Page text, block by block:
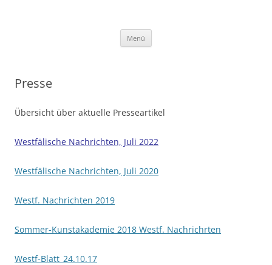
Menü
Presse
Übersicht über aktuelle Presseartikel
Westfälische Nachrichten, Juli 2022
Westfälische Nachrichten, Juli 2020
Westf. Nachrichten 2019
Sommer-Kunstakademie 2018 Westf. Nachrichrten
Westf-Blatt_24.10.17